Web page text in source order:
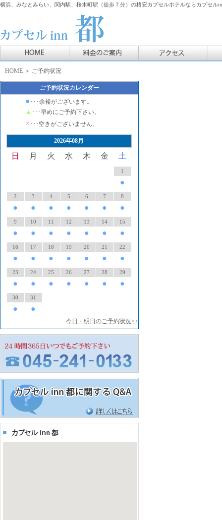
横浜、みなとみらい、関内駅、桜木町駅（徒歩７分）の格安カプセルホテルならカプセル
HOME ＞ ご予約状況
ご予約状況カレンダー
● ･･･余裕がございます。
▲ ･･･早めにご予約下さい。
× ･･･空きがございません。
2026年08月
日 月 火 水 木 金 土
1
●
2
●
3
●
4
●
5
●
6
●
7
●
8
●
9
●
10
●
11
●
12
●
13
●
14
●
15
●
16
●
17
●
18
●
19
●
20
●
21
●
22
●
23
●
24
●
25
●
26
●
27
●
28
●
29
●
30
●
31
●
今日・明日のご予約状況>>